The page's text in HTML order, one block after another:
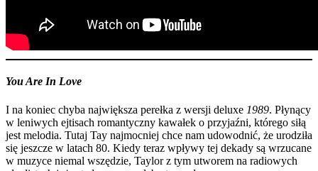
You Are In Love
I na koniec chyba największa perełka z wersji deluxe 1989. Płynący
w leniwych ejtisach romantyczny kawałek o przyjaźni, którego siłą
jest melodia. Tutaj Tay najmocniej chce nam udowodnić, że urodziła
się jeszcze w latach 80. Kiedy teraz wpływy tej dekady są wrzucane
w muzyce niemal wszędzie, Taylor z tym utworem na radiowych